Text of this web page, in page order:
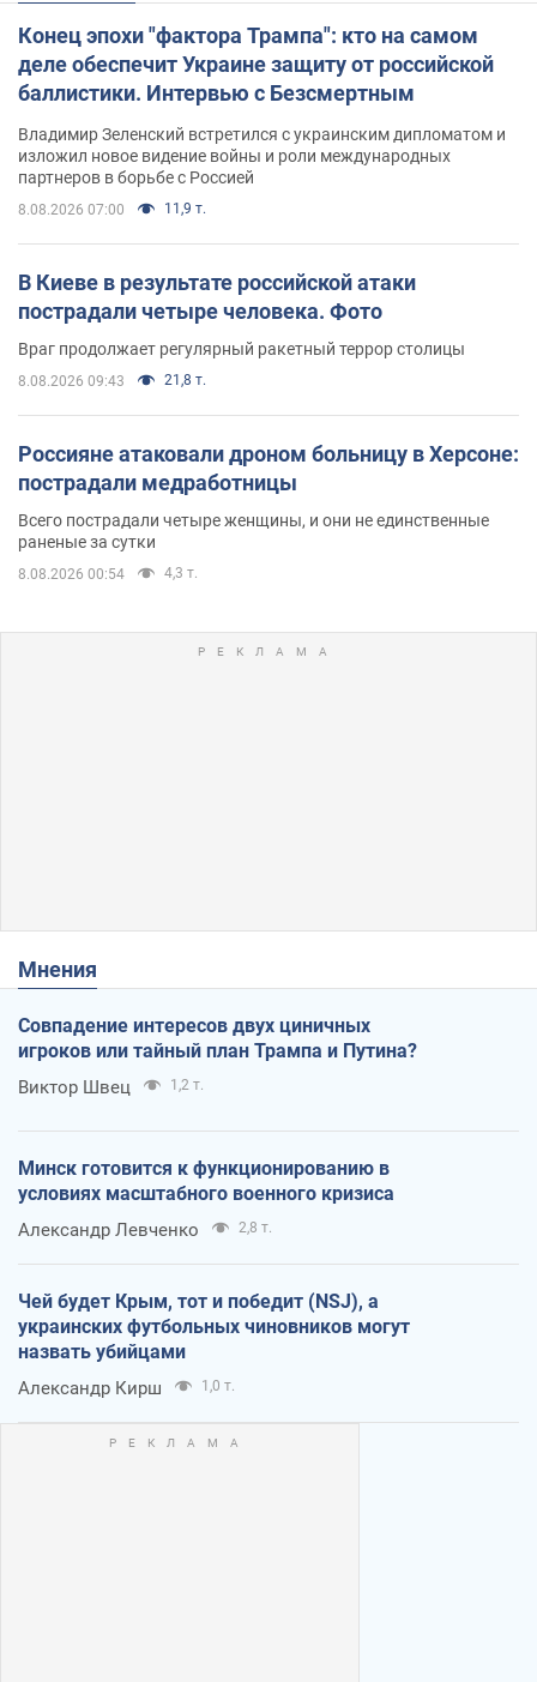
Конец эпохи "фактора Трампа": кто на самом
деле обеспечит Украине защиту от российской
баллистики. Интервью с Безсмертным
Владимир Зеленский встретился с украинским дипломатом и
изложил новое видение войны и роли международных
партнеров в борьбе с Россией
8.08.2026 07:00 11,9 т.
В Киеве в результате российской атаки
пострадали четыре человека. Фото
Враг продолжает регулярный ракетный террор столицы
8.08.2026 09:43 21,8 т.
Россияне атаковали дроном больницу в Херсоне:
пострадали медработницы
Всего пострадали четыре женщины, и они не единственные
раненые за сутки
8.08.2026 00:54 4,3 т.
Мнения
Совпадение интересов двух циничных
игроков или тайный план Трампа и Путина?
Виктор Швец 1,2 т.
Минск готовится к функционированию в
условиях масштабного военного кризиса
Александр Левченко 2,8 т.
Чей будет Крым, тот и победит (NSJ), а
украинских футбольных чиновников могут
назвать убийцами
Александр Кирш 1,0 т.